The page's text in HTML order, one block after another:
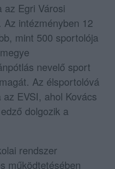
az Egri Városi
intézményben 12
mint 500 sportolója
nevelő sport
Az élsportolóvá
EVSI, ahol Kovács
dolgozik a
rendszer
működtetésében